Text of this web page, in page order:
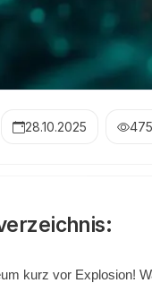
28.10.2025 475
kurz vor Explosion!